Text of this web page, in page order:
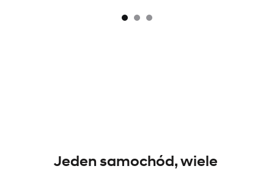
Jeden samochód, wiele